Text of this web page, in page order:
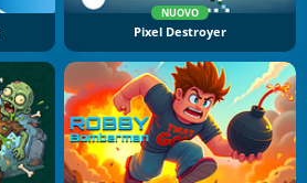
NUOVO
Pixel Destroyer